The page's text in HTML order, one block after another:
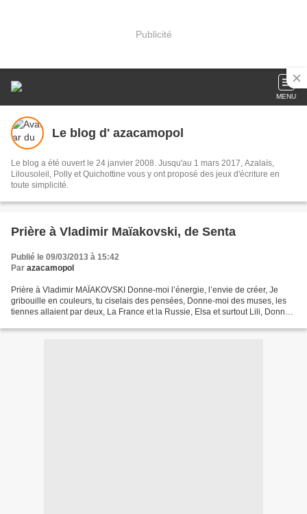
Publicité
MENU
Le blog d' azacamopol
Le blog a été ouvert le 24 janvier 2008. Jusqu'au 1 mars 2017, Azalaïs,
Lilousoleil, Polly et Quichottine vous y ont proposé des jeux d'écriture en
toute simplicité.
Prière à Vladimir Maïakovski, de Senta
Publié le 09/03/2013 à 15:42
Par azacamopol
Prière à Vladimir MAÏAKOVSKI Donne-moi l’énergie, l’envie de créer, Je
gribouille en couleurs, tu ciselais des pensées, Donne-moi des muses, les
tiennes allaient par deux, La France et la Russie, Elsa et surtout Lili, Donne-